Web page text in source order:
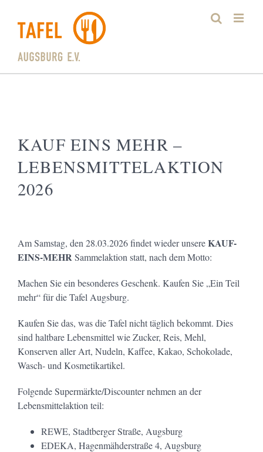
Inhalt
springen
KAUF EINS MEHR –
LEBENSMITTELAKTION
2026
Am Samstag, den 28.03.2026 findet wieder unsereKAUF-
EINS-MEHRSammelaktion statt, nach dem Motto:
Machen Sie ein besonderes Geschenk. Kaufen Sie „Ein Teil
mehr“ für die Tafel Augsburg.
Kaufen Sie das, was die Tafel nicht täglich bekommt. Dies
sind haltbare Lebensmittel wie Zucker, Reis, Mehl,
Konserven aller Art, Nudeln, Kaffee, Kakao, Schokolade,
Wasch- und Kosmetikartikel.
Folgende Supermärkte/Discounter nehmen an der
Lebensmittelaktion teil:
REWE, Stadtberger Straße, Augsburg
EDEKA, Hagenmähderstraße 4, Augsburg